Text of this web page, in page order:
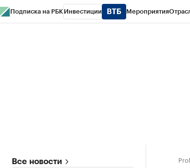
Подписка на РБК Инвестиции Мероприятия
Все новости